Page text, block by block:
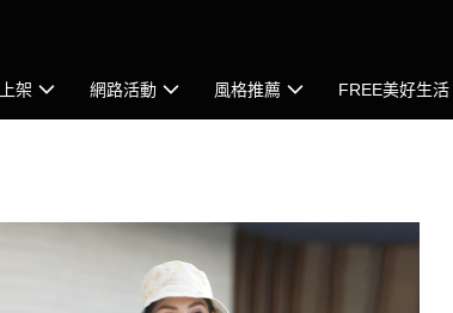
架 網路活動 風格推薦 FREE美好生活